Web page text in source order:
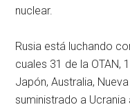
nuclear.
Rusia está luchando
cuales 31 de la OTAN,
Japón, Australia,
suministrado a